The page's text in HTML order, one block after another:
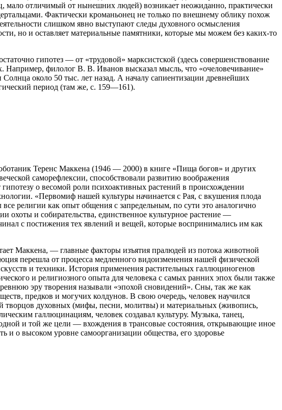
мало отличимый от нынешних людей) возникает неожиданно, практически
Фактически кроманьонец не только по внешнему облику похож
слишком явно выступают следы духовного осмысления
но и оставляет материальные памятники, которые мы можем без каких-то
гипотез — от «трудовой» марксистской (здесь совершенствование
Например, филолог В. В. Иванов высказал мысль, что «очеловечивание»
около 50 тыс. лет назад. А началу сапиентизации древнейших
период (там же, с. 159—161).
Теренс Маккена (1946 — 2000) в книге «Пища богов» и других
саморефлексии, способствовали развитию воображения
о весомой роли психоактивных растений в происхождении
«Первомиф нашей культуры начинается с Рая, с вкушения плода
религии как опыт общения с запредельным, по сути это аналогично
охоты и собирательства, единственное культурное растение —
с постижения тех явлений и вещей, которые воспринимались им как
Маккена, — главные факторы изъятия пралюдей из потока животной
перешла от процесса медленного видоизменения нашей физической
и техники. История применения растительных галлюциногенов
и религиозного опыта для человека с самых ранних эпох были также
эру творения называли «эпохой сновидений». Сны, так же как
предков и могучих колдунов. В свою очередь, человек научился
творцов духовных (мифы, песни, молитвы) и материальных (живопись,
галлюцинациям, человек создавал культуру. Музыка, танец,
и той же цели — вхождения в трансовые состояния, открывающие иное
о высоком уровне самоорганизации общества, его здоровье